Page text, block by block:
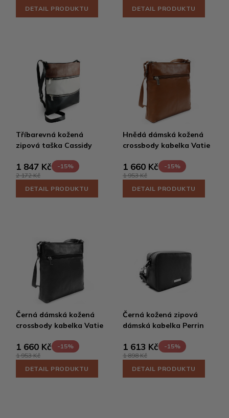
DETAIL PRODUKTU
DETAIL PRODUKTU
Tříbarevná kožená
zipová taška Cassidy
1 847 Kč
-15%
2 172 Kč
DETAIL PRODUKTU
Hnědá dámská kožená
crossbody kabelka Vatie
1 660 Kč
-15%
1 953 Kč
DETAIL PRODUKTU
Černá dámská kožená
crossbody kabelka Vatie
1 660 Kč
-15%
1 953 Kč
DETAIL PRODUKTU
Černá kožená zipová
dámská kabelka Perrin
1 613 Kč
-15%
1 898 Kč
DETAIL PRODUKTU